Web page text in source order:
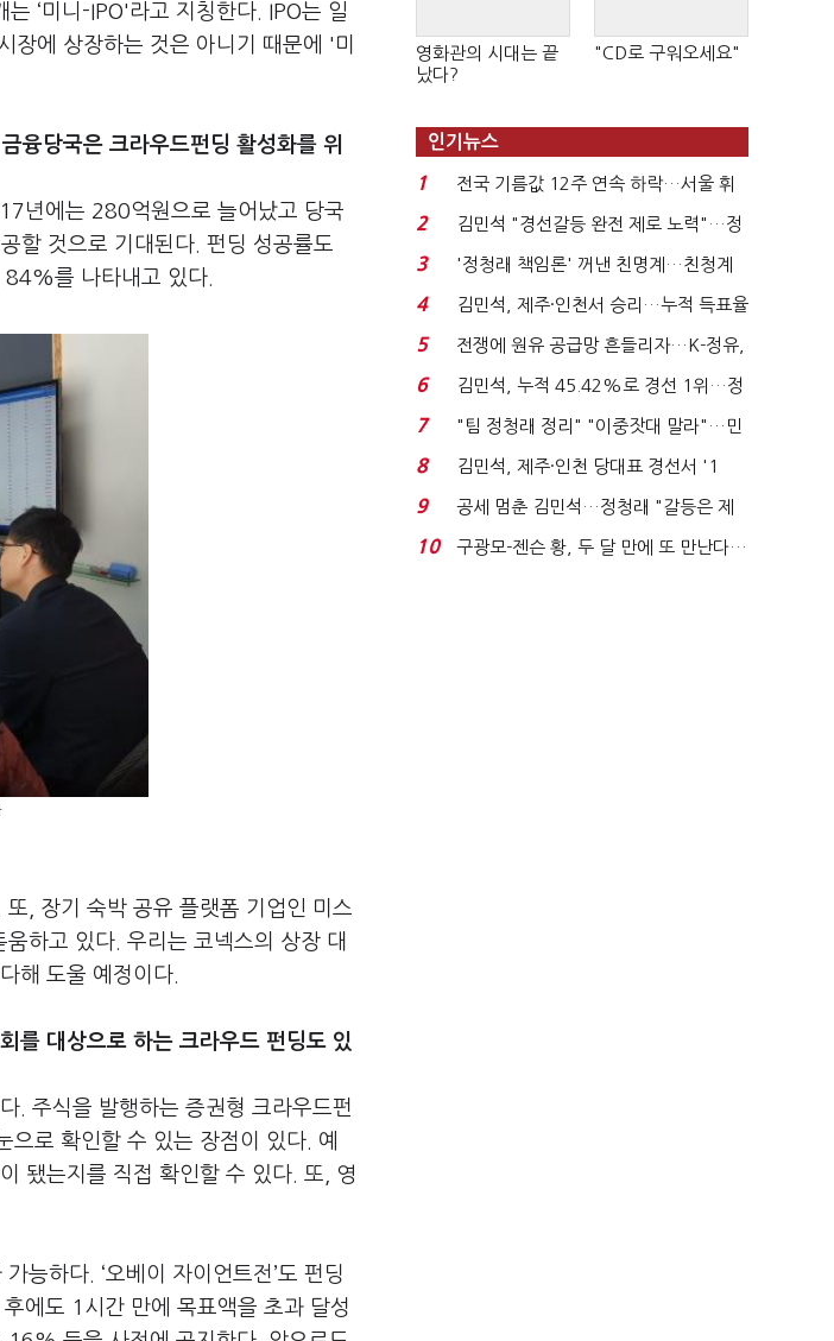
‘미니-IPO'라고 지칭한다. IPO는 일
장에 상장하는 것은 아니기 때문에 '미
융당국은 크라우드펀딩 활성화를 위
년에는 280억원으로 늘어났고 당국
할 것으로 기대된다. 펀딩 성공률도
를 나타내고 있다.
, 장기 숙박 공유 플랫폼 기업인 미스
하고 있다. 우리는 코넥스의 상장 대
해 도울 예정이다.
를 대상으로 하는 크라우드 펀딩도 있
. 주식을 발행하는 증권형 크라우드펀
로 확인할 수 있는 장점이 있다. 예
됐는지를 직접 확인할 수 있다. 또, 영
능하다. ‘오베이 자이언트전’도 펀딩
에도 1시간 만에 목표액을 초과 달성
영화관의 시대는 끝
났다?
"CD로 구워오세요"
인기뉴스
1
전국 기름값 12주 연속 하락…서울 휘
발윳값 1909원...
2
김민석 "경선갈등 완전 제로 노력"…정
청래 "반명 공세 사...
3
'정청래 책임론' 꺼낸 친명계…친청계
는 추가투표 때리기...
4
김민석, 제주·인천서 승리…누적 득표율
'1위 탈환'(종합)...
5
전쟁에 원유 공급망 흔들리자…K-정유,
에너지안보 핵심...
6
김민석, 누적 45.42%로 경선 1위…정
청래와 격차 0.86%p(...
7
"팀 정청래 정리" "이중잣대 말라"…민
주 최고위원 계파 다...
8
김민석, 제주·인천 당대표 경선서 '1
위'(1보)...
9
공세 멈춘 김민석…정청래 "갈등은 제
가 수습"
10
구광모-젠슨 황, 두 달 만에 또 만난다…